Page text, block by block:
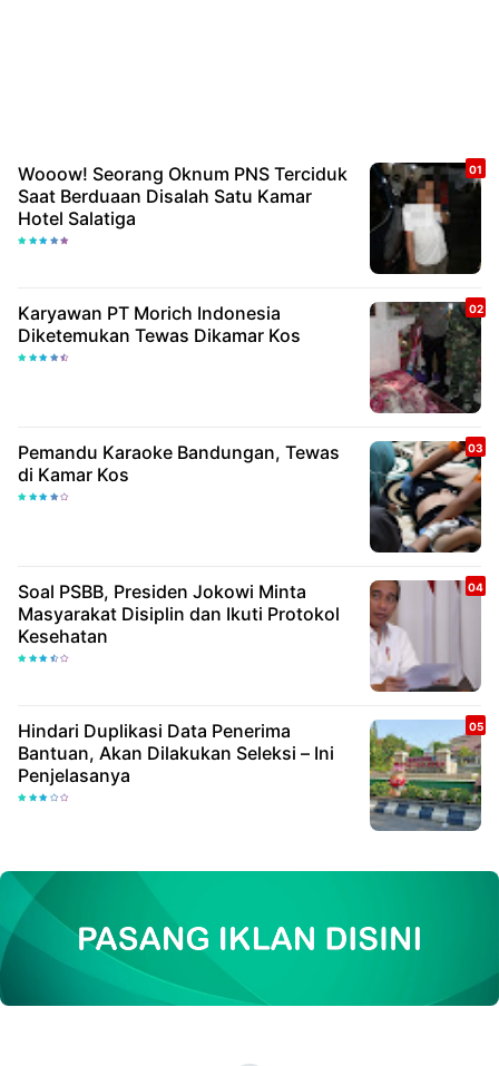
Wooow! Seorang Oknum PNS Terciduk
Saat Berduaan Disalah Satu Kamar
Hotel Salatiga
Karyawan PT Morich Indonesia
Diketemukan Tewas Dikamar Kos
Pemandu Karaoke Bandungan, Tewas
di Kamar Kos
Soal PSBB, Presiden Jokowi Minta
Masyarakat Disiplin dan Ikuti Protokol
Kesehatan
Hindari Duplikasi Data Penerima
Bantuan, Akan Dilakukan Seleksi – Ini
Penjelasanya